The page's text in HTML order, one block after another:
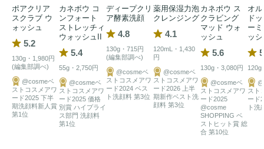
ポアクリア
スクラブ ウ
ォッシュ
5.2
130g・1,980円
(編集部調べ)
@cosmeベ
ストコスメアワ
ード2025 下半
期洗顔料新人賞
第1位
カネボウ コ
ンフォート
ストレッチィ
ウォッシュII
5.4
55g・2,750円
@cosmeベ
ストコスメアワ
ード2025 価格
別賞 ハイプライ
ス部門 洗顔料
第1位
ディープクリ
ア酵素洗顔
4.8
130g・715円
(編集部調べ)
@cosmeベ
ストコスメアワ
ード2024 ベス
ト洗顔料 第3位
薬用保湿力泡
クレンジング
4.1
120mL・1,430
円
@cosmeベ
ストコスメアワ
ード2026 上半
期新作ベスト洗
顔料 第3位
カネボウ ス
クラビング
マッド ウォ
ッシュ
5.6
130g・3,080円
@cosmeベ
ストコスメアワ
ード2025
@cosme
SHOPPING ベ
ストヒット賞 総
合 第10位
オ
ド
ー
ッ
120g
スト
ード
ト洗